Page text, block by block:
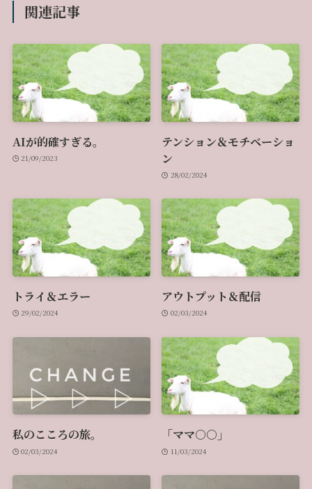
関連記事
AIが的確すぎる。
21/09/2023
テンション＆モチベーショ
ン
28/02/2024
トライ＆エラー
29/02/2024
アウトプット＆配信
02/03/2024
私のこころの旅。
02/03/2024
「ママ○○」
11/03/2024